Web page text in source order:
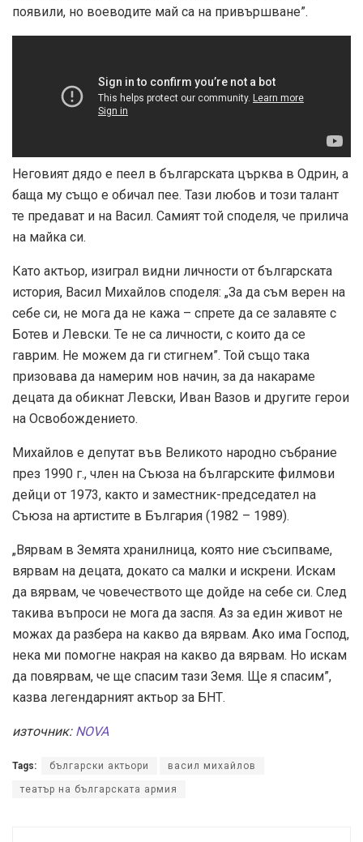
появили, но воеводите май са на привършване”.
Неговият дядо е пеел в българската църква в Одрин, а
баща му също е обичал пее. Тази любов и този талант
те предават и на Васил. Самият той споделя, че прилича
на майка си.
Като актьор, изиграл видни личности от българската
история, Васил Михайлов споделя: „За да съм верен на
себе си, не мога да не кажа – спрете да се залавяте с
Ботев и Левски. Те не са личности, с които да се
гаврим. Не можем да ги стигнем”. Той също така
призовава да намерим нов начин, за да накараме
децата да обикнат Левски, Иван Вазов и другите герои
на Освобождението.
Михайлов е депутат във Великото народно събрание
през 1990 г., член на Съюза на българските филмови
дейци от 1973, както и заместник-председател на
Съюза на артистите в България (1982 – 1989).
„Вярвам в Земята хранилница, която ние съсипваме,
вярвам на децата, докато са малки и искрени. Искам
да вярвам, че човечеството ще дойде на себе си. След
такива въпроси не мога да заспя. Аз за един живот не
можах да разбера на какво да вярвам. Ако има Господ,
нека ми помогне накрая на какво да вярвам. Но искам
да повярвам, че ще спасим тази Земя. Ще я спасим”,
казва легендарният актьор за БНТ.
източник: NOVA
Tags: български актьори васил михайлов
театър на българската армия